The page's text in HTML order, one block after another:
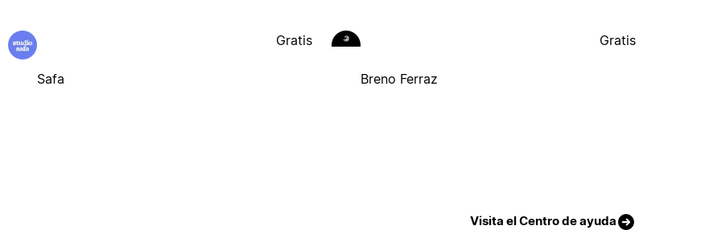
Safa
Gratis
Breno Ferraz
Gratis
Visita el Centro de ayuda